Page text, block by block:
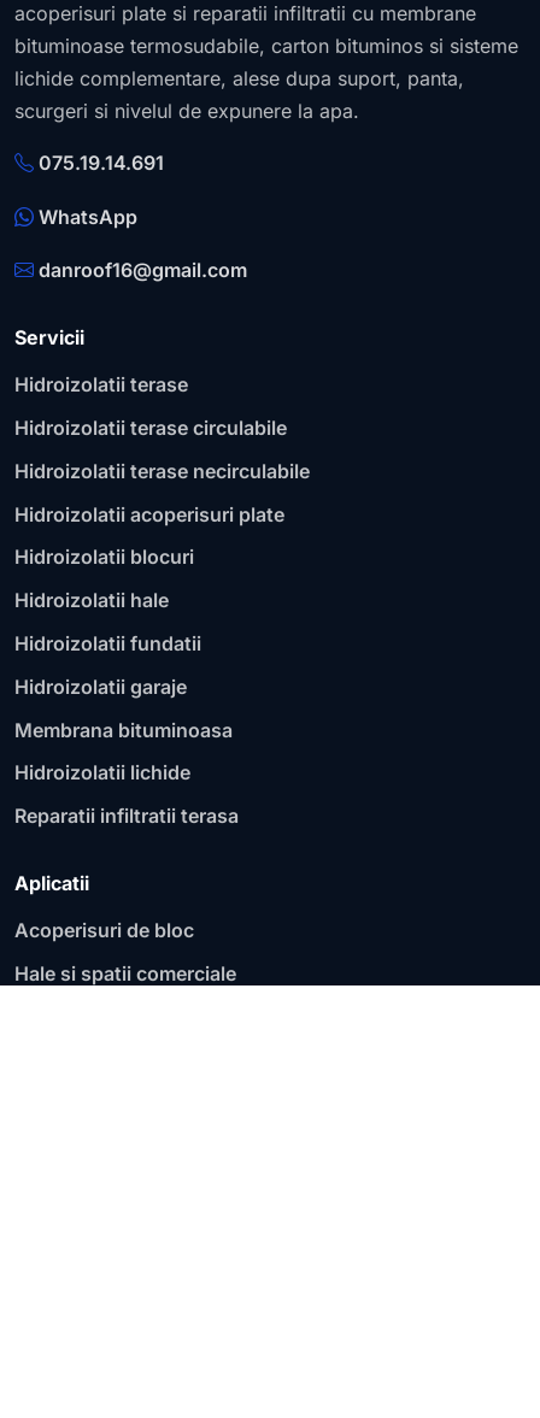
acoperisuri plate si reparatii infiltratii cu membrane
bituminoase termosudabile, carton bituminos si sisteme
lichide complementare, alese dupa suport, panta,
scurgeri si nivelul de expunere la apa.
075.19.14.691
WhatsApp
danroof16@gmail.com
Servicii
Hidroizolatii terase
Hidroizolatii terase circulabile
Hidroizolatii terase necirculabile
Hidroizolatii acoperisuri plate
Hidroizolatii blocuri
Hidroizolatii hale
Hidroizolatii fundatii
Hidroizolatii garaje
Membrana bituminoasa
Hidroizolatii lichide
Reparatii infiltratii terasa
Aplicatii
Acoperisuri de bloc
Hale si spatii comerciale